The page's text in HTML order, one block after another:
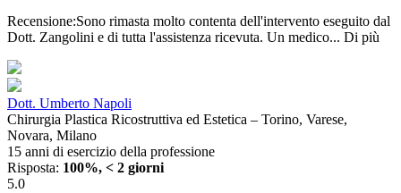
Recensione:Sono rimasta molto contenta dell'intervento eseguito dal
Dott. Zangolini e di tutta l'assistenza ricevuta. Un medico... Di più
Dott. Umberto Napoli
Chirurgia Plastica Ricostruttiva ed Estetica – Torino, Varese,
Novara, Milano
15 anni di esercizio della professione
Risposta: 100%, < 2 giorni
5.0